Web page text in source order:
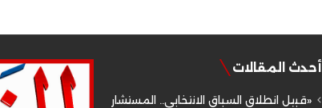
أحدث المقالات
«قبيل انطلاق السباق الانتخابي.. المستشار